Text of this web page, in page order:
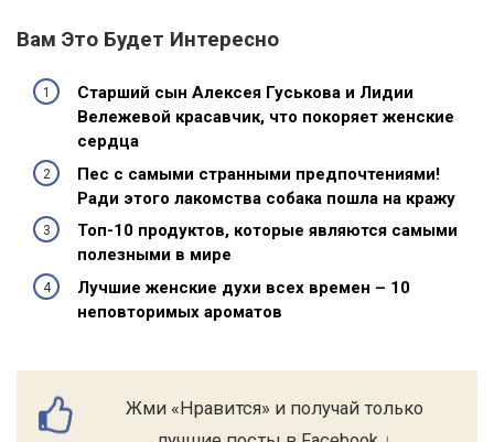
Вам Это Будет Интересно
Старший сын Алексея Гуськова и Лидии
Вележевой красавчик, что покоряет женские
сердца
Пес с самыми странными предпочтениями!
Ради этого лакомства собака пошла на кражу
Топ-10 продуктов, которые являются самыми
полезными в мире
Лучшие женские духи всех времен – 10
неповторимых ароматов
Жми «Нравится» и получай только